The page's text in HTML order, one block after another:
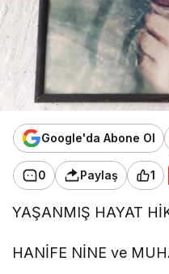
Google'da Abone Ol
0 Paylaş 1
YAŞANMIŞ HAYAT
HANİFE NİNE ve